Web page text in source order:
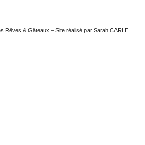
Rêves & Gâteaux – Site réalisé par Sarah CARLE